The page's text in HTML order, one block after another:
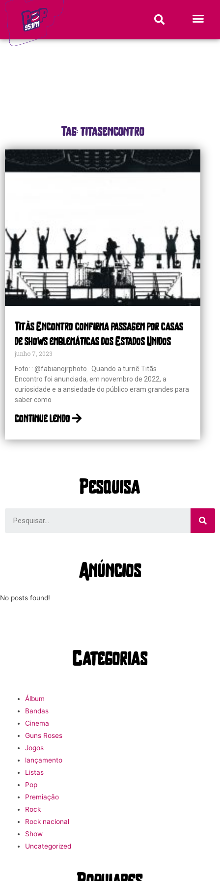
Tag: titasencontro
Titãs Encontro confirma passagem por casas
de shows emblemáticas dos Estados Unidos
junho 7, 2023
Foto: : @fabianojrphoto Quando a turnê Titãs
Encontro foi anunciada, em novembro de 2022, a
curiosidade e a ansiedade do público eram grandes para
saber como
continue lendo
Pesquisa
Anúncios
No posts found!
Categorias
Álbum
Bandas
Cinema
Guns Roses
Jogos
lançamento
Listas
Pop
Premiação
Rock
Rock nacional
Show
Uncategorized